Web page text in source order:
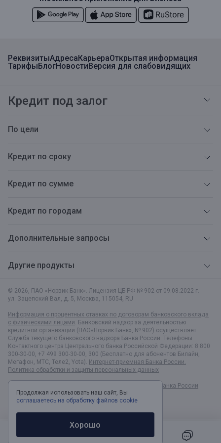
© 2026, ПАО «Норвик Банк». Лицензия ЦБ РФ № 902 от 09.08.2022 г.
ул. Зацепский Вал, д. 5, Москва, 115054, RU
Информация о процентных ставках по договорам банковского вклада
с физическими лицами. Банковский надзор за деятельностью
кредитной организации (ПАО«Норвик Банк», № 902) осуществляет
Служба текущего банковского надзора Банка России. Телефоны
Контактного центра Центрального банка Российской Федерации: 8 800
300-30-00, +7 499 300-30-00, 300 (Бесплатно для абонентов Билайн,
Мегафон, МТС, Теле2, Yota). Интернет-приемная Банка России.
Политика обработки и защиты персональных данных
Раскрытие информации в соответствии c Указанием Банка России
№6496-У
РеквизитыАдресаКарьераОткрытая информация
ТарифыБлогНовостиВерсия для слабовидящих
Кредит под залог
По цели
Кредит по сроку
Кредит по сумме
Кредит по городам
Дополнительные запросы
Другие продукты
Продолжая использовать наш сайт, Вы
соглашаетесь на обработку файлов cookie
Хорошо